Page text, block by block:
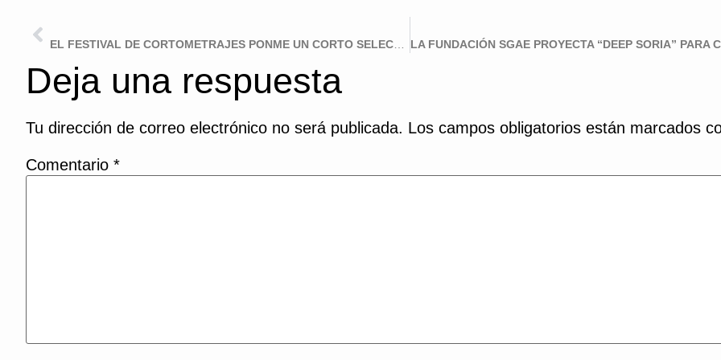
Deja una respuesta
Tu dirección de correo electrónico no será publicada. Los campos obligatorios están marcados
Comentario *